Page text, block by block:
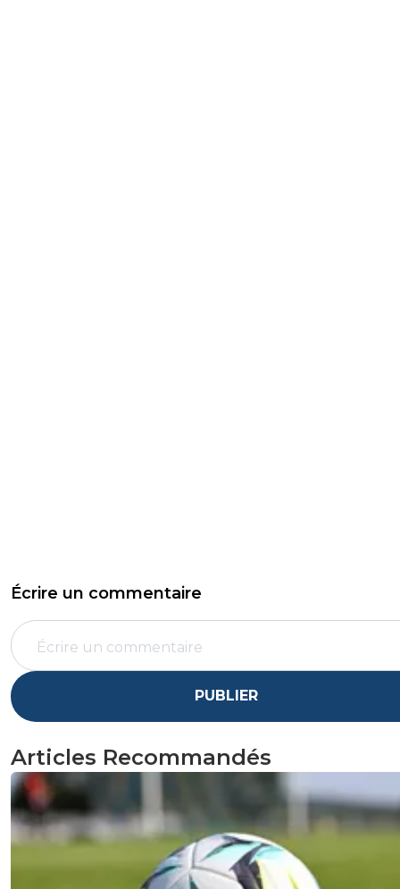
Écrire un commentaire
PUBLIER
Articles Recommandés